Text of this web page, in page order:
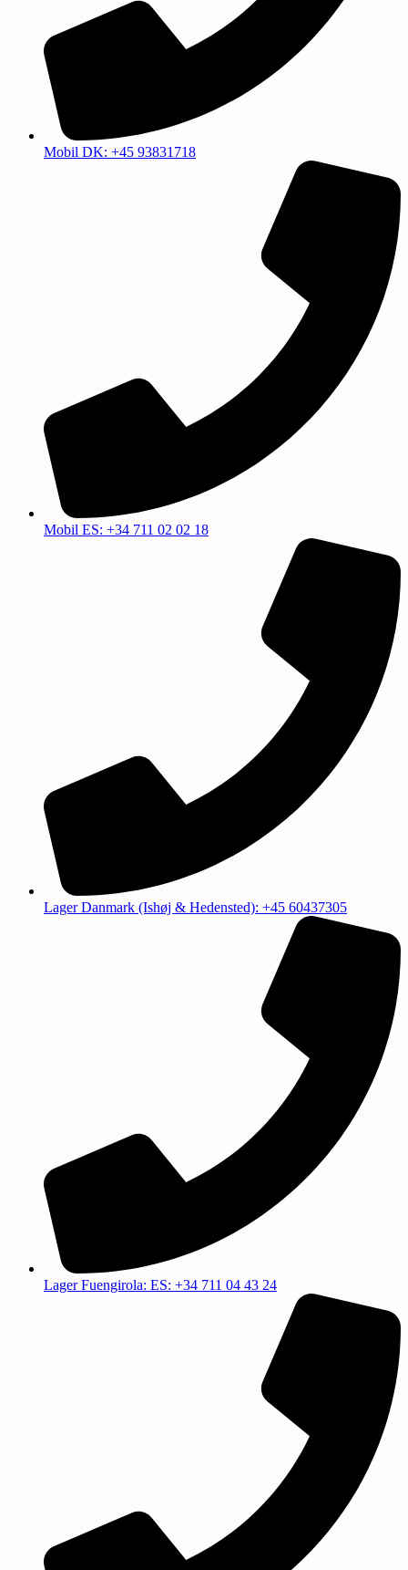
Mobil DK: +45 93831718
Mobil ES: +34 711 02 02 18
Lager Danmark (Ishøj & Hedensted): +45 60437305
Lager Fuengirola: ES: +34 711 04 43 24